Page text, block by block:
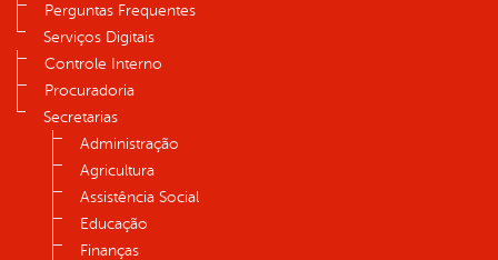
Perguntas Frequentes
Serviços Digitais
Controle Interno
Procuradoria
Secretarias
Administração
Agricultura
Assistência Social
Educação
Finanças